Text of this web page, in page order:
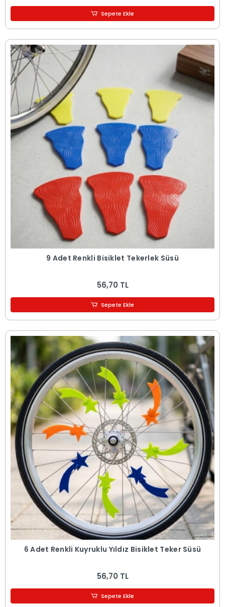
Sepete Ekle
9 Adet Renkli Bisiklet Tekerlek Süsü
56,70 TL
Sepete Ekle
6 Adet Renkli Kuyruklu Yıldız Bisiklet Teker Süsü
56,70 TL
Sepete Ekle